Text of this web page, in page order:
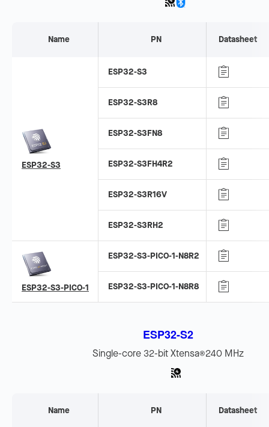
Name PN Datasheet
ESP32-S3
ESP32-S3
ESP32-S3R8
ESP32-S3FN8
ESP32-S3FH4R2
ESP32-S3R16V
ESP32-S3RH2
ESP32-S3-PICO-1
ESP32-S3-PICO-1-N8R2
ESP32-S3-PICO-1-N8R8
ESP32-S2
Single-core 32-bit Xtensa®240 MHz
Name PN Datasheet